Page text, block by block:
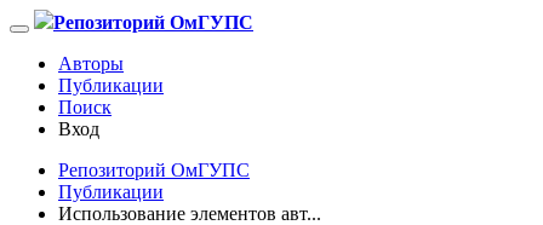
Репозиторий ОмГУПС
Авторы
Публикации
Поиск
Вход
Репозиторий ОмГУПС
Публикации
Использование элементов авт...